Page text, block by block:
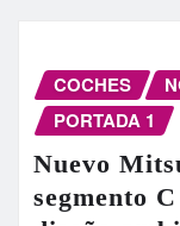
COCHES
PORTADA 1
Nuevo
segmento